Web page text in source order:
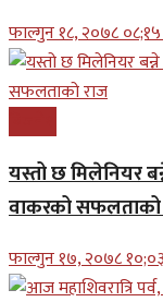
फाल्गुन १८, २०७८ ०८;१५
यस्तो छ मिलेनियर
वाकरको सफलताको
फाल्गुन १७, २०७८